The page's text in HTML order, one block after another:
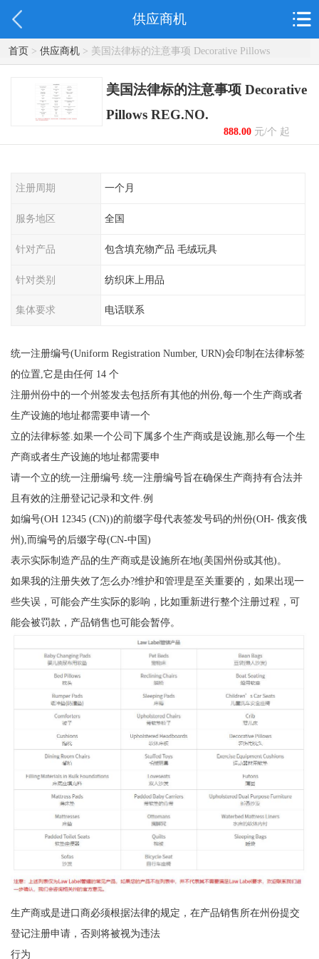
供应商机
首页> 供应商机> 美国法律标的注意事项 Decorative Pillows
REG.NO.
美国法律标的注意事项 Decorative
Pillows REG.NO.
888.00元/个 起
注册周期 一个月
服务地区 全国
针对产品 包含填充物产品 毛绒玩具
针对类别 纺织床上用品
集体要求 电话联系
统一注册编号(Uniform Registration Number, URN)会印制在法律标签
的位置,它是由任何 14 个
注册州份中的一个州签发去包括所有其他的州份,每一个生产商或者
生产设施的地址都需要申请一个
立的法律标签.如果一个公司下属多个生产商或是设施,那么每一个生
产商或者生产设施的地址都需要申
请一个立的统一注册编号.统一注册编号旨在确保生产商持有合法并
且有效的注册登记记录和文件.例
如编号(OH 12345 (CN))的前缀字母代表签发号码的州份(OH- 俄亥俄
州),而编号的后缀字母(CN-中国)
表示实际制造产品的生产商或是设施所在地(美国州份或其他)。
如果我的注册失效了怎么办?维护和管理是至关重要的，如果出现一
些失误，可能会产生实际的影响，比如重新进行整个注册过程，可
能会被罚款，产品销售也可能会暂停。
生产商或是进口商必须根据法律的规定，在产品销售所在州份提交
登记注册申请，否则将被视为违法
行为